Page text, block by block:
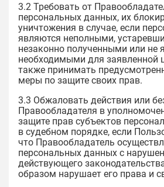
3.2 Требовать от
персональных данных, их
уничтожения в случае, если
являются неполными,
незаконно полученными или не
необходимыми для заявленной
также принимать
меры по защите своих прав.
3.3 Обжаловать действия или
Правообладателя в
защите прав субъектов
в судебном порядке, если
что Правообладатель
персональных данных с
действующего
образом нарушает его права и